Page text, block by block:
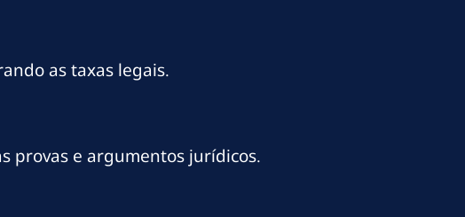
as taxas legais.
provas e argumentos jurídicos.